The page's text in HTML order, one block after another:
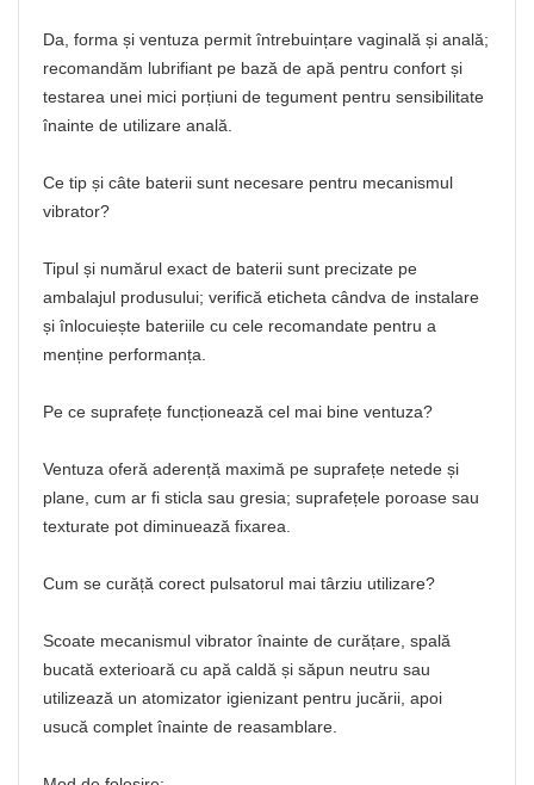
Da, forma și ventuza permit întrebuințare vaginală și anală;
recomandăm lubrifiant pe bază de apă pentru confort și
testarea unei mici porțiuni de tegument pentru sensibilitate
înainte de utilizare anală.
Ce tip și câte baterii sunt necesare pentru mecanismul
vibrator?
Tipul și numărul exact de baterii sunt precizate pe
ambalajul produsului; verifică eticheta cândva de instalare
și înlocuiește bateriile cu cele recomandate pentru a
menține performanța.
Pe ce suprafețe funcționează cel mai bine ventuza?
Ventuza oferă aderență maximă pe suprafețe netede și
plane, cum ar fi sticla sau gresia; suprafețele poroase sau
texturate pot diminuează fixarea.
Cum se curăță corect pulsatorul mai târziu utilizare?
Scoate mecanismul vibrator înainte de curățare, spală
bucată exterioară cu apă caldă și săpun neutru sau
utilizează un atomizator igienizant pentru jucării, apoi
usucă complet înainte de reasamblare.